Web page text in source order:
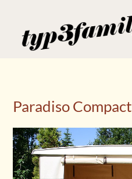
Paradiso Compact